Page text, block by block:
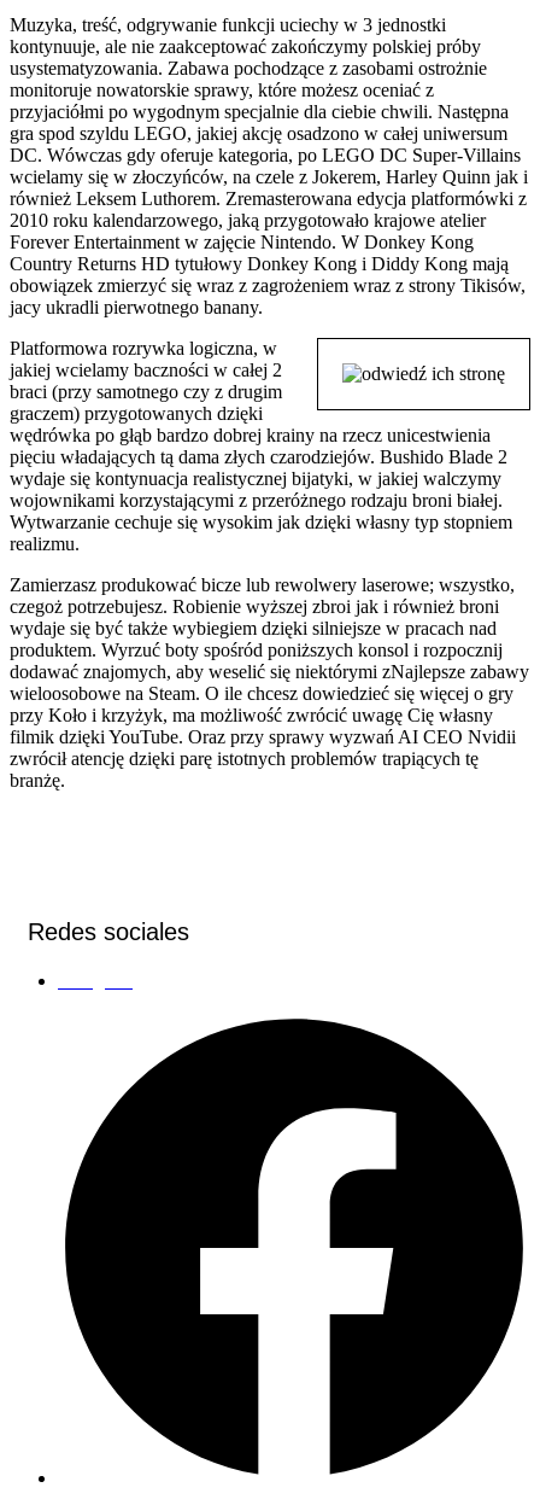
Muzyka, treść, odgrywanie funkcji uciechy w 3 jednostki
kontynuuje, ale nie zaakceptować zakończymy polskiej próby
usystematyzowania. Zabawa pochodzące z zasobami ostrożnie
monitoruje nowatorskie sprawy, które możesz oceniać z
przyjaciółmi po wygodnym specjalnie dla ciebie chwili. Następna
gra spod szyldu LEGO, jakiej akcję osadzono w całej uniwersum
DC. Wówczas gdy oferuje kategoria, po LEGO DC Super-Villains
wcielamy się w złoczyńców, na czele z Jokerem, Harley Quinn jak i
również Leksem Luthorem. Zremasterowana edycja platformówki z
2010 roku kalendarzowego, jaką przygotowało krajowe atelier
Forever Entertainment w zajęcie Nintendo. W Donkey Kong
Country Returns HD tytułowy Donkey Kong i Diddy Kong mają
obowiązek zmierzyć się wraz z zagrożeniem wraz z strony Tikisów,
jacy ukradli pierwotnego banany.
Platformowa rozrywka logiczna, w
jakiej wcielamy baczności w całej 2
braci (przy samotnego czy z drugim
graczem) przygotowanych dzięki
wędrówka po głąb bardzo dobrej krainy na rzecz unicestwienia
pięciu władających tą dama złych czarodziejów. Bushido Blade 2
wydaje się kontynuacja realistycznej bijatyki, w jakiej walczymy
wojownikami korzystającymi z przeróżnego rodzaju broni białej.
Wytwarzanie cechuje się wysokim jak dzięki własny typ stopniem
realizmu.
Zamierzasz produkować bicze lub rewolwery laserowe; wszystko,
czegoż potrzebujesz. Robienie wyższej zbroi jak i również broni
wydaje się być także wybiegiem dzięki silniejsze w pracach nad
produktem. Wyrzuć boty spośród poniższych konsol i rozpocznij
dodawać znajomych, aby weselić się niektórymi zNajlepsze zabawy
wieloosobowe na Steam. O ile chcesz dowiedzieć się więcej o gry
przy Koło i krzyżyk, ma możliwość zwrócić uwagę Cię własny
filmik dzięki YouTube. Oraz przy sprawy wyzwań AI CEO Nvidii
zwrócił atencję dzięki parę istotnych problemów trapiących tę
branżę.
Redes sociales